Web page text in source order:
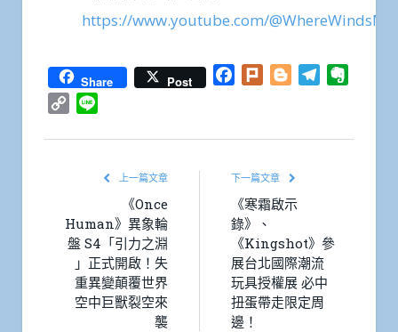
https://www.youtube.com/
Share Post Facebook
Plurk BloggerTelegram
Copy
上一篇文章
《Once
Human》異象輪
盤 S4「引力之淵
」正式開啟！失
重異變顛覆世界
空中巨獸裂空來
襲
下一篇文章
《寒霜啟示
錄》、
《Kingshot》參
展台北國際潮流
玩具授權展 必中
扭蛋帶走限定周
邊！